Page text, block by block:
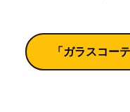
「ガラスコー